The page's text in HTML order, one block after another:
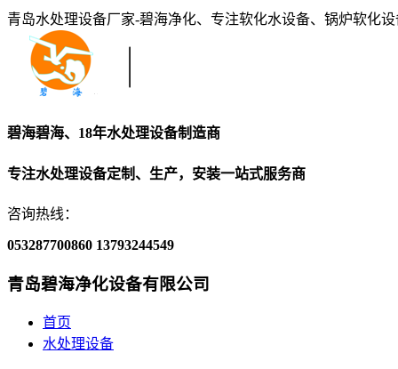
青岛水处理设备厂家-碧海净化、专注软化水设备、锅炉软化
碧海碧海、18年水处理设备制造商
专注水处理设备定制、生产，安装一站式服务商
咨询热线：
053287700860 13793244549
青岛碧海净化设备有限公司
首页
水处理设备